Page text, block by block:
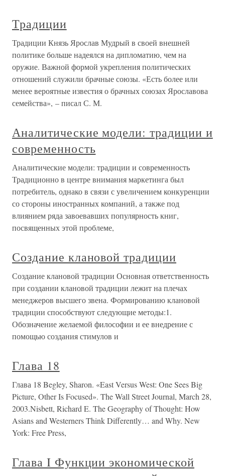
Традиции
Традиции Князь Ярослав Мудрый в своей внешней
политике больше надеялся на дипломатию, чем на
оружие. Важной формой укрепления политических
отношений служили брачные союзы. «Есть более или
менее вероятные известия о брачных союзах Ярославова
семейства», – писал С. М.
Аналитические модели: традиции и
современность
Аналитические модели: традиции и современность
Традиционно в центре внимания маркетинга был
потребитель, однако в связи с увеличением конкуренции
со стороны иностранных компаний, а также под
влиянием ряда завоевавших популярность книг,
посвященных этой проблеме,
Создание клановой традиции
Создание клановой традиции Основная ответственность
при создании клановой традиции лежит на плечах
менеджеров высшего звена. Формированию клановой
традиции способствуют следующие методы:1.
Обозначение желаемой философии и ее внедрение с
помощью создания стимулов и
Глава 18
Глава 18 Begley, Sharon. «East Versus West: One Sees Big
Picture, Other Is Focused». The Wall Street Journal, March 28,
2003.Nisbett, Richard E. The Geography of Thought: How
Asians and Westerners Think Differently… and Why. New
York: Free Press,
Глава I Функции экономической